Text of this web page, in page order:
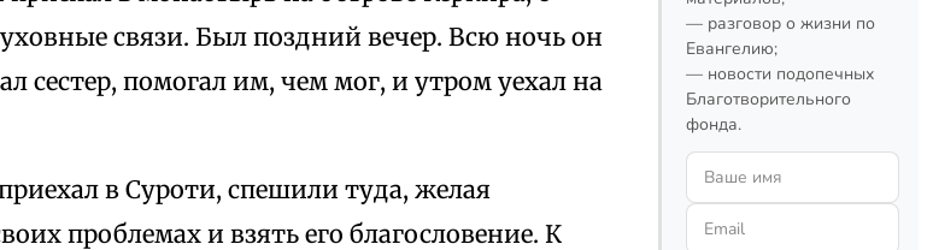
связи. Был поздний вечер. Всю ночь он
сестер, помогал им, чем мог, и утром уехал на
в Суроти, спешили туда, желая
проблемах и взять его благословение. К
— разговор о жизни по
Евангелию;
— новости подопечных
Благотворительного
фонда.